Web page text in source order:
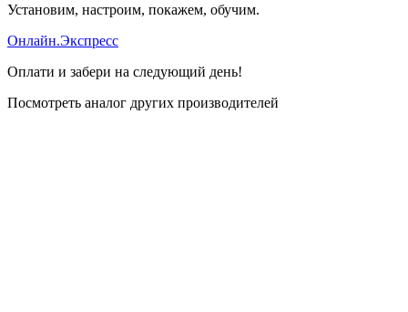
Установим, настроим, покажем, обучим.
Онлайн.Экспресс
Оплати и забери на следующий день!
Посмотреть аналог других производителей